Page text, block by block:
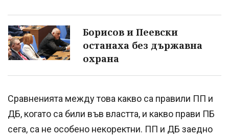
Борисов и Пеевски
останаха без държавна
охрана
Сравненията между това какво са правили ПП и
ДБ, когато са били във властта, и какво прави ПБ
сега, са не особено некоректни. ПП и ДБ заедно